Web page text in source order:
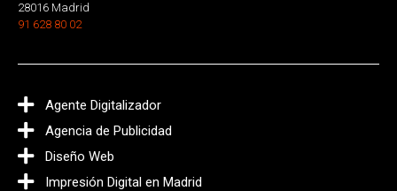
28016 Madrid
91 628 80 02
Agente Digitalizador
Agencia de Publicidad
Diseño Web
Impresión Digital en Madrid